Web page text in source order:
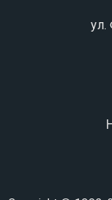
ул.